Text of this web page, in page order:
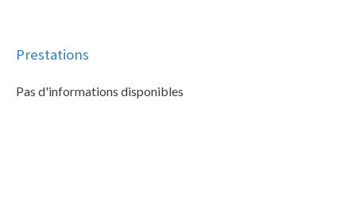
Prestations
Pas d'informations disponibles